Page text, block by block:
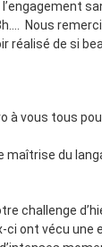
Nous
réalisé de si
à vous tous
maîtrise du
d’hier
ont vécu